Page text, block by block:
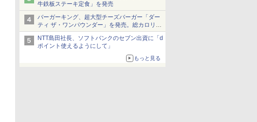
牛鉄板ステーキ定食」を発売
バーガーキング、超大型チーズバーガー「ダー
ティ ザ・ワンパウンダー」を発売。総カロリー
約1656kcal、総重量約527g！
NTT島田社長、ソフトバンクのセブン出資に「d
ポイント使えるようにして」
もっと見る